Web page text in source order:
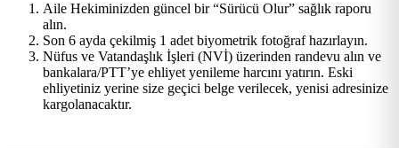
Aile Hekiminizden güncel bir “Sürücü Olur” sağlık raporu
alın.
Son 6 ayda çekilmiş 1 adet biyometrik fotoğraf hazırlayın.
Nüfus ve Vatandaşlık İşleri (NVİ) üzerinden randevu alın ve
bankalara/PTT’ye ehliyet yenileme harcını yatırın. Eski
ehliyetiniz yerine size geçici belge verilecek, yenisi adresinize
kargolanacaktır.